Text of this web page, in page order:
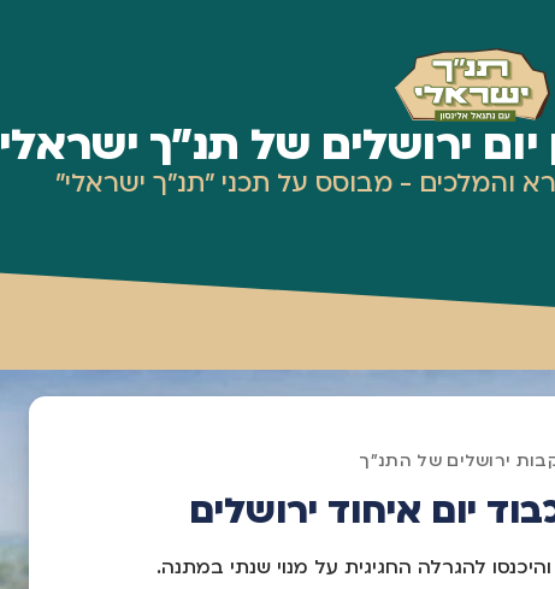
יום ירושלים של תנ"ך ישראלי
והמלכים - מבוסס על תכני "תנ"ך ישראלי"
ירושלים של התנ"ך
יום איחוד ירושלים